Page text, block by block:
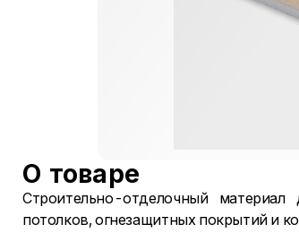
О товаре
Строительно-отделочный
потолков, огнезащитных покрытий и